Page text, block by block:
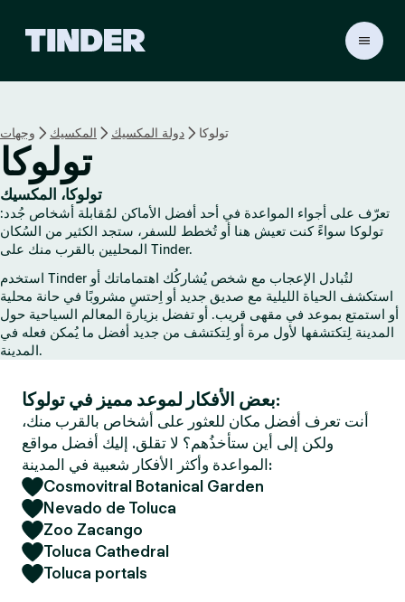
ة
ئ
ي
س
ة
ل
ـ
T
d
e
r
وجهات المكسيك دولة المكسيك تولوكا
تولوكا
تولوكا، المكسيك
تعرّف على أجواء المواعدة في أحد أفضل الأماكن لمُقابلة أشخاص جُدد:
تولوكا سواءً كنت تعيش هنا أو تُخطط للسفر، ستجد الكثير من السُكان
المحليين بالقرب منك على Tinder.
استخدم Tinder لتُبادل الإعجاب مع شخص يُشاركُك اهتماماتك أو
استكشف الحياة الليلية مع صديق جديد أو اِحتسِ مشروبًا في حانة محلية
أو استمتع بموعد في مقهى قريب. أو تفضل بزيارة المعالم السياحية حول
المدينة لِتكتشفها لأول مرة أو لِتكتشف من جديد أفضل ما يُمكن فعله في
المدينة.
بعض الأفكار لموعد مميز في تولوكا:
أنت تعرف أفضل مكان للعثور على أشخاص بالقرب منك،
ولكن إلى أين ستأخذُهم؟ لا تقلق. إليك أفضل مواقع
المواعدة وأكثر الأفكار شعبية في المدينة:
Cosmovitral Botanical Garden
Nevado de Toluca
Zoo Zacango
Toluca Cathedral
Toluca portals